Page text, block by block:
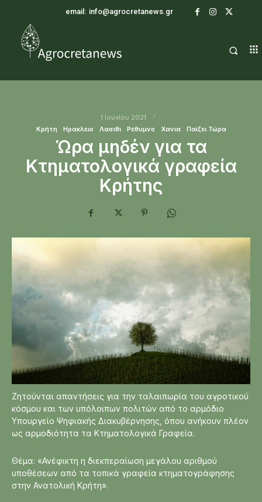
email: info@agrocretanews.gr
1 Ιουνίου 2021
Κρήτη
Ηρακλειο Λασιθι Ρεθυμνο Χανια Παίζει Τώρα
Ώρα μηδέν για τα
Κτηματολογικά γραφεία
Κρήτης
Ζητούνται απαντήσεις για την ταλαιπωρία του αγροτικού
κόσμου και των υπόλοιπων πολιτών από το αρμόδιο
Υπουργείο Ψηφιακής Διακυβέρνησης, όπου ανήκουν πλέον
ως αρμοδιότητα τα Κτηματολογικά Γραφεία.
Θέμα: «Ανέφικτη η διεκπεραίωση μεγάλου αριθμού
υποθέσεων από τα τοπικά γραφεία κτηματογράφησης
στην Ανατολική Κρήτη».